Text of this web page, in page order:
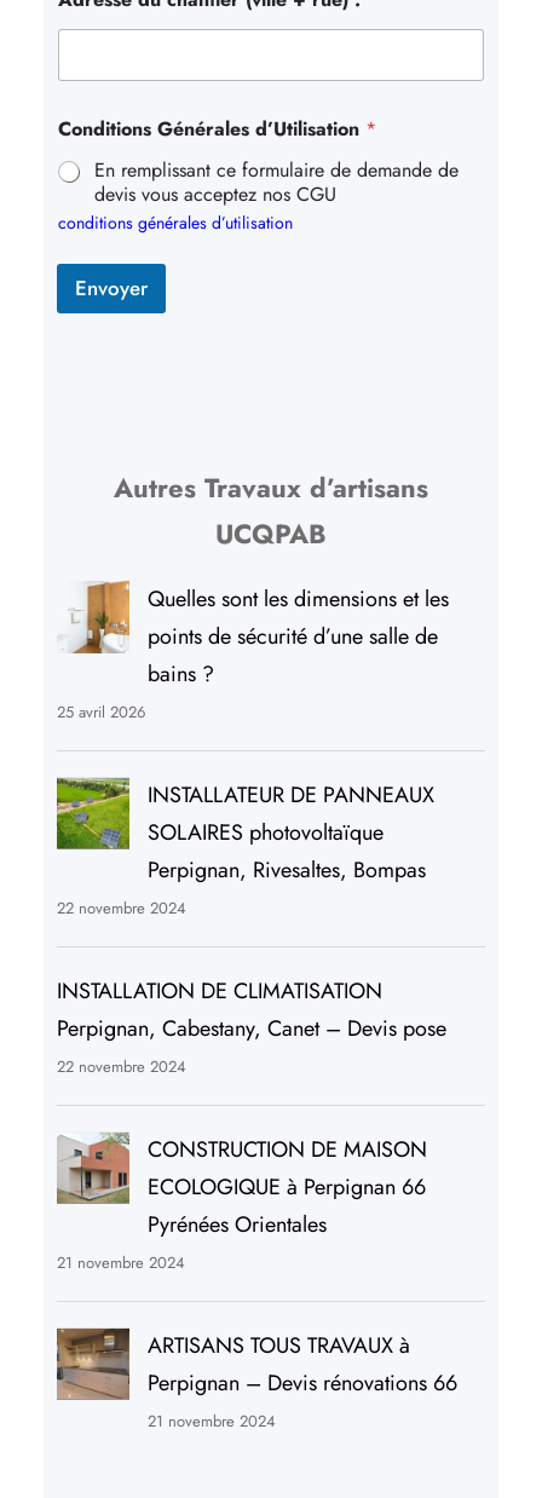
Conditions Générales d’Utilisation *
En remplissant ce formulaire de demande de
devis vous acceptez nos CGU
conditions générales d’utilisation
Envoyer
Autres Travaux d’artisans
UCQPAB
Quelles sont les dimensions et les
points de sécurité d’une salle de
bains ?
25 avril 2026
INSTALLATEUR DE PANNEAUX
SOLAIRES photovoltaïque
Perpignan, Rivesaltes, Bompas
22 novembre 2024
INSTALLATION DE CLIMATISATION
Perpignan, Cabestany, Canet – Devis pose
22 novembre 2024
CONSTRUCTION DE MAISON
ECOLOGIQUE à Perpignan 66
Pyrénées Orientales
21 novembre 2024
ARTISANS TOUS TRAVAUX à
Perpignan – Devis rénovations 66
21 novembre 2024